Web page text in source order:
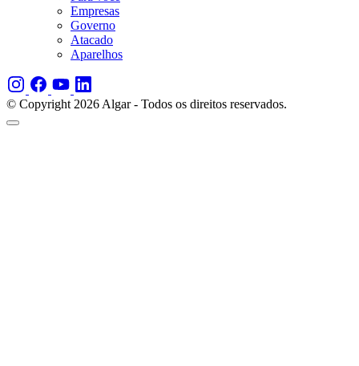
Empresas
Governo
Atacado
Aparelhos
© Copyright 2026 Algar - Todos os direitos reservados.